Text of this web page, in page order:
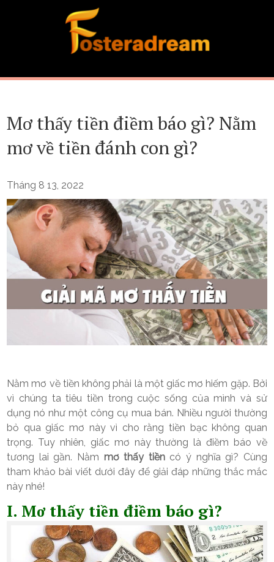
Mơ thấy tiền điềm báo gì? Nằm
mơ về tiền đánh con gì?
Tháng 8 13, 2022
Nằm mơ về tiền không phải là một giấc mơ hiếm gặp. Bởi
vì chúng ta tiêu tiền trong cuộc sống của mình và sử
dụng nó như một công cụ mua bán. Nhiều người thường
bỏ qua giấc mơ này vì cho rằng tiền bạc không quan
trọng. Tuy nhiên, giấc mơ này thường là điềm báo về
tương lai gần. Nằm mơ thấy tiềncó ý nghĩa gì? Cùng
tham khảo bài viết dưới đây để giải đáp những thắc mắc
này nhé!
I. Mơ thấy tiền điềm báo gì?